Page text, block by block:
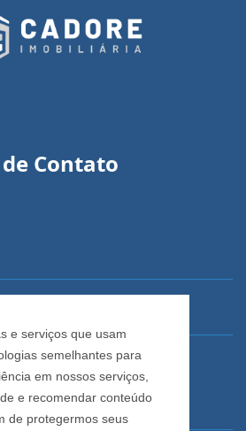
e serviços que usam
semelhantes para
em nossos serviços,
e recomendar conteúdo
de protegermos seus
Contato
1622, Centro
do Sul